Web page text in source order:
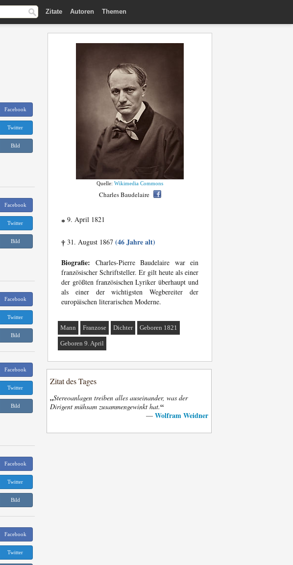
Zitate Autoren Themen
Facebook
Twitter
Bild
Facebook
Twitter
Bild
Facebook
Twitter
Bild
Facebook
Twitter
Bild
Facebook
Twitter
Bild
Facebook
Twitter
Quelle: Wikimedia Commons
Charles Baudelaire
* 9. April 1821
† 31. August 1867 (46 Jahre alt)
Biografie: Charles-Pierre Baudelaire war ein
französischer Schriftsteller. Er gilt heute als einer
der größten französischen Lyriker überhaupt und
als einer der wichtigsten Wegbereiter der
europäischen literarischen Moderne.
Mann Franzose Dichter Geboren 1821
Geboren 9. April
Zitat des Tages
„Stereoanlagen treiben alles auseinander, was der
Dirigent mühsam zusammengewinkt hat.“
— Wolfram Weidner